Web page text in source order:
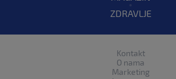
ZDRAVLJE
Kontakt
O nama
Marketing